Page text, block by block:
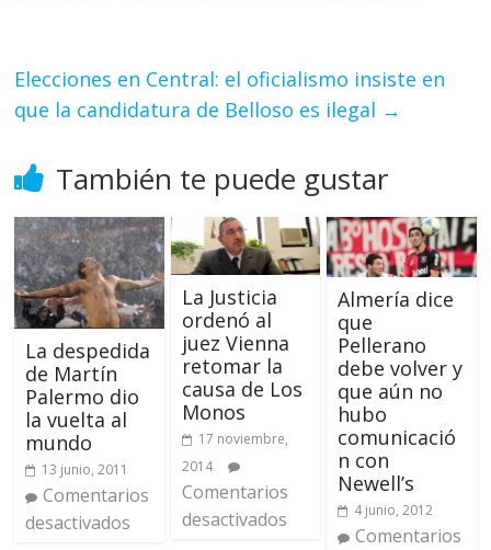
Elecciones en Central: el oficialismo insiste en
que la candidatura de Belloso es ilegal →
También te puede gustar
La despedida
de Martín
Palermo dio
la vuelta al
mundo
13 junio, 2011
Comentarios
desactivados
La Justicia
ordenó al
juez Vienna
retomar la
causa de Los
Monos
17 noviembre,
2014
Comentarios
desactivados
Almería dice
que
Pellerano
debe volver y
que aún no
hubo
comunicació
n con
Newell’s
4 junio, 2012
Comentarios